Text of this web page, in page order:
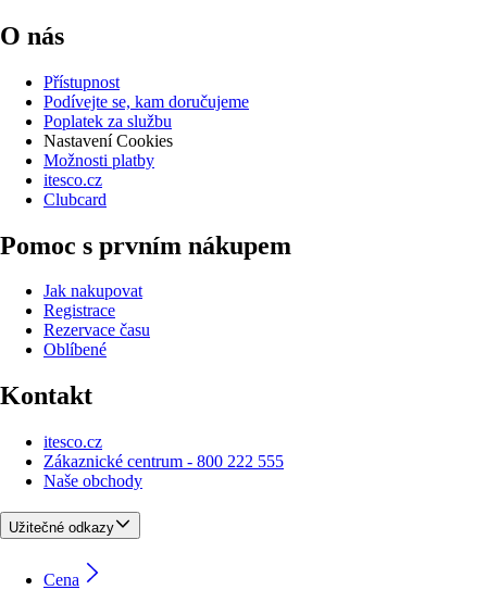
O nás
Přístupnost
Podívejte se, kam doručujeme
Poplatek za službu
Nastavení Cookies
Možnosti platby
itesco.cz
Clubcard
Pomoc s prvním nákupem
Jak nakupovat
Registrace
Rezervace času
Oblíbené
Kontakt
itesco.cz
Zákaznické centrum - 800 222 555
Naše obchody
Užitečné odkazy
Cena